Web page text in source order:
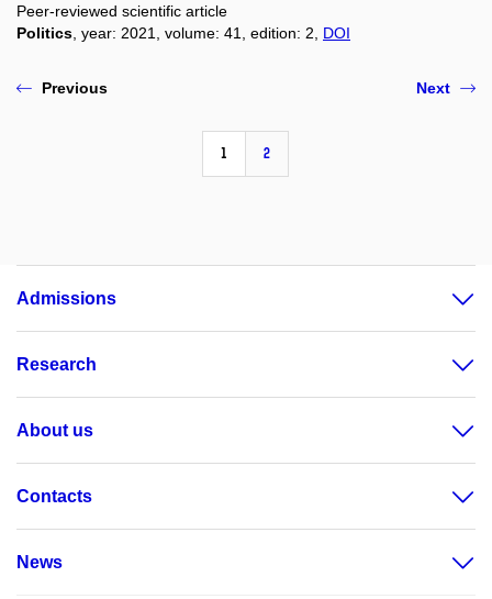
Peer-reviewed scientific article
Politics , year: 2021, volume: 41, edition: 2, DOI
Previous
1 2
Next
Admissions
Research
About us
Contacts
News